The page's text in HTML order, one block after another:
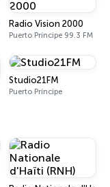
Radio Vision 2000
Puerto Príncipe 99.3 FM
Studio21FM
Puerto Príncipe